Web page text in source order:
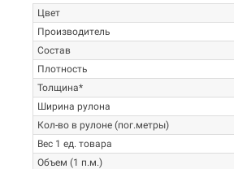
Цвет
Производитель
Состав
Плотность
Толщина*
Ширина рулона
Кол-во в рулоне (пог.метры)
Вес 1 ед. товара
Объем (1 п.м.)